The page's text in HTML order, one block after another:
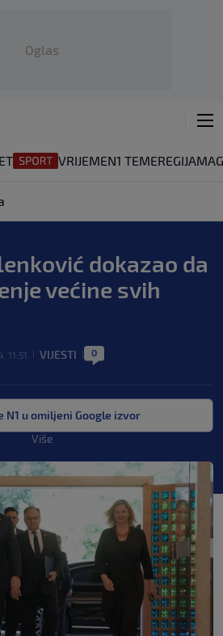
Oglas
VRIJEMEN1 TEMEREGIJA
dokazao da
većine svih
11:51 VIJESTI 0
N1 u omiljeni Google izvor
Više